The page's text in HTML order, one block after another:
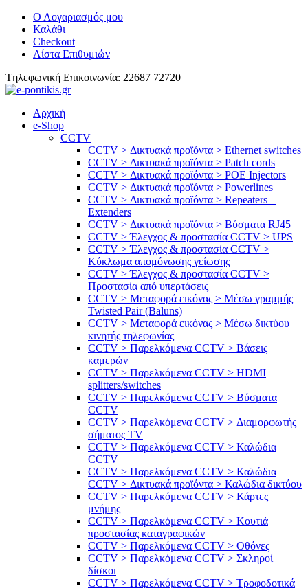
Ο Λογαριασμός μου
Καλάθι
Checkout
Λίστα Επιθυμιών
Tηλεφωνική Επικοινωνία: 22687 72720
Αρχική
e-Shop
CCTV
CCTV > Δικτυακά προϊόντα > Ethernet switches
CCTV > Δικτυακά προϊόντα > Patch cords
CCTV > Δικτυακά προϊόντα > POE Injectors
CCTV > Δικτυακά προϊόντα > Powerlines
CCTV > Δικτυακά προϊόντα > Repeaters –
Extenders
CCTV > Δικτυακά προϊόντα > Βύσματα RJ45
CCTV > Έλεγχος & προστασία CCTV > UPS
CCTV > Έλεγχος & προστασία CCTV >
Κύκλωμα απομόνωσης γείωσης
CCTV > Έλεγχος & προστασία CCTV >
Προστασία από υπερτάσεις
CCTV > Μεταφορά εικόνας > Μέσω γραμμής
Twisted Pair (Baluns)
CCTV > Μεταφορά εικόνας > Μέσω δικτύου
κινητής τηλεφωνίας
CCTV > Παρελκόμενα CCTV > Bάσεις
καμερών
CCTV > Παρελκόμενα CCTV > HDMI
splitters/switches
CCTV > Παρελκόμενα CCTV > Βύσματα
CCTV
CCTV > Παρελκόμενα CCTV > Διαμορφωτής
σήματος TV
CCTV > Παρελκόμενα CCTV > Καλώδια
CCTV
CCTV > Παρελκόμενα CCTV > Καλώδια
CCTV > Δικτυακά προϊόντα > Καλώδια δικτύου
CCTV > Παρελκόμενα CCTV > Κάρτες
μνήμης
CCTV > Παρελκόμενα CCTV > Κουτιά
προστασίας καταγραφικών
CCTV > Παρελκόμενα CCTV > Οθόνες
CCTV > Παρελκόμενα CCTV > Σκληροί
δίσκοι
CCTV > Παρελκόμενα CCTV > Τροφοδοτικά